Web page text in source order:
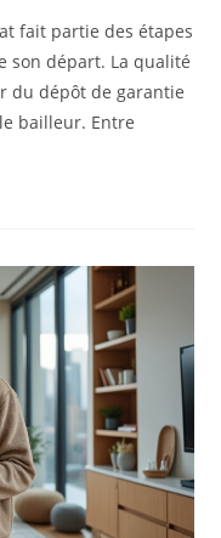
fait partie des étapes
son départ. La qualité
du dépôt de garantie
bailleur. Entre